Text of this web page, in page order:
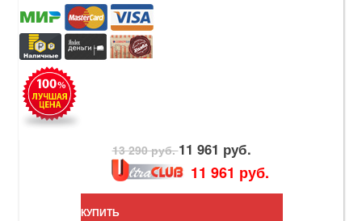
13 290 руб.11 961 руб.
11 961 руб.
КУПИТЬ